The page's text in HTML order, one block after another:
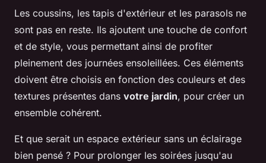
Les coussins, les tapis d'extérieur et les parasols ne
sont pas en reste. Ils ajoutent une touche de confort
et de style, vous permettant ainsi de profiter
pleinement des journées ensoleillées. Ces éléments
doivent être choisis en fonction des couleurs et des
textures présentes dans votre jardin, pour créer un
ensemble cohérent.
Et que serait un espace extérieur sans un éclairage
bien pensé ? Pour prolonger les soirées jusqu'au